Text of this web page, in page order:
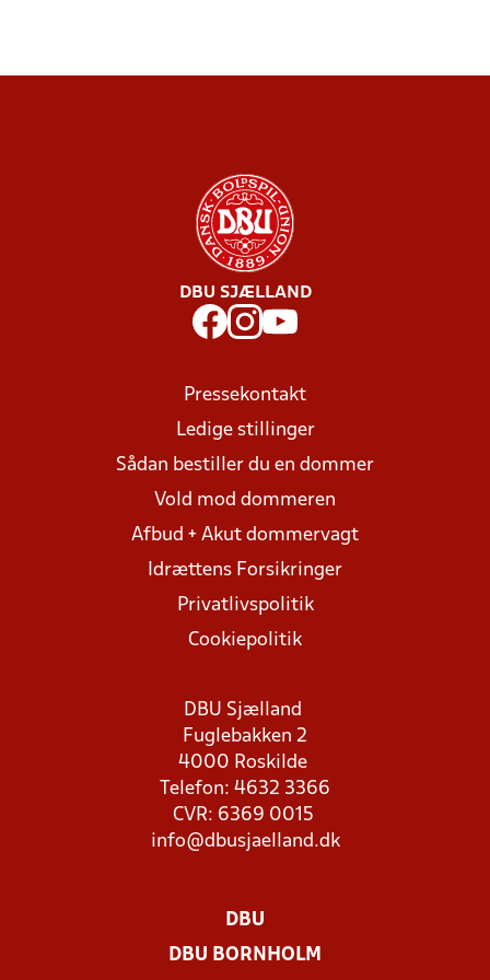
DBU SJÆLLAND
Pressekontakt
Ledige stillinger
Sådan bestiller du en dommer
Vold mod dommeren
Afbud + Akut dommervagt
Idrættens Forsikringer
Privatlivspolitik
Cookiepolitik
DBU Sjælland
Fuglebakken 2
4000 Roskilde
Telefon: 4632 3366
CVR: 6369 0015
info@dbusjaelland.dk
DBU
DBU BORNHOLM